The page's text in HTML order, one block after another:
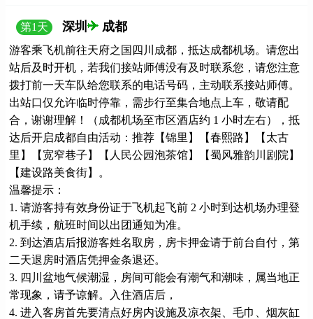
第1 天 深圳 成都
游客乘飞机前往天府之国四川成都，抵达成都机场。请您出
站后及时开机，若我们接站师傅没有及时联系您，请您注意
拨打前一天车队给您联系的电话号码，主动联系接站师傅。
出站口仅允许临时停靠，需步行至集合地点上车，敬请配
合，谢谢理解！（成都机场至市区酒店约 1 小时左右），抵
达后开启成都自由活动：推荐【锦里】【春熙路】【太古
里】【宽窄巷子】【人民公园泡茶馆】【蜀风雅韵川剧院】
【建设路美食街】。
温馨提示：
1. 请游客持有效身份证于飞机起飞前 2 小时到达机场办理登
机手续，航班时间以出团通知为准。
2. 到达酒店后报游客姓名取房，房卡押金请于前台自付，第
二天退房时酒店凭押金条退还。
3. 四川盆地气候潮湿，房间可能会有潮气和潮味，属当地正
常现象，请予谅解。入住酒店后，
4. 进入客房首先要清点好房内设施及凉衣架、毛巾、烟灰缸